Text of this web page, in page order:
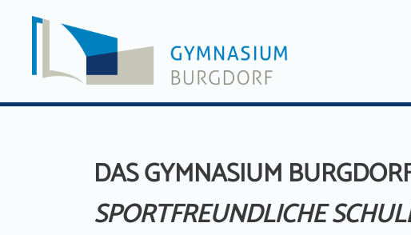
springen
DAS GYMNASIUM
SPORTFREUNDLICHE